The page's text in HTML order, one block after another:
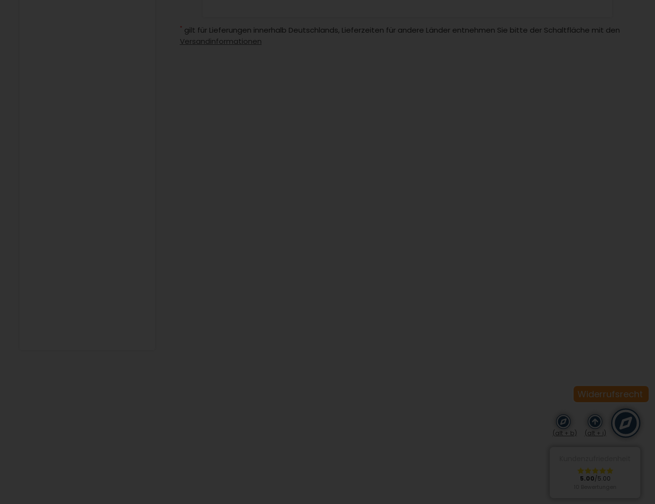
* gilt für Lieferungen innerhalb Deutschlands, Lieferzeiten für andere Länder entnehmen Sie bitte der Schaltfläche mit den
Versandinformationen
(alt + b) (alt + i)
Widerrufsrecht
5.00/5.00